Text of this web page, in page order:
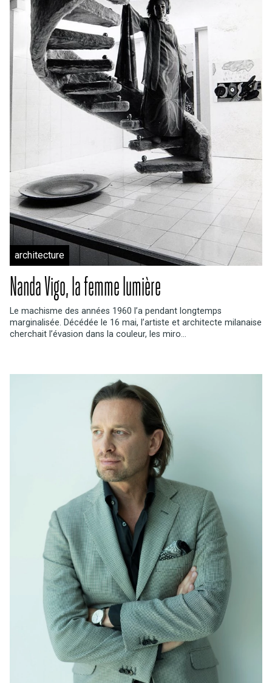
architecture
Nanda Vigo, la femme lumière
Le machisme des années 1960 l’a pendant longtemps
marginalisée. Décédée le 16 mai, l’artiste et architecte milanaise
cherchait l’évasion dans la couleur, les miro...